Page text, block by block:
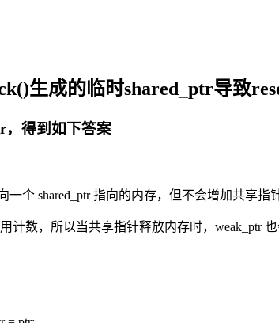
生成的临时shared_ptr导致
，得到如下答案
个 shared_ptr 指向的内存，但不会增加共享指
计数，所以当共享指针释放内存时，weak_ptr